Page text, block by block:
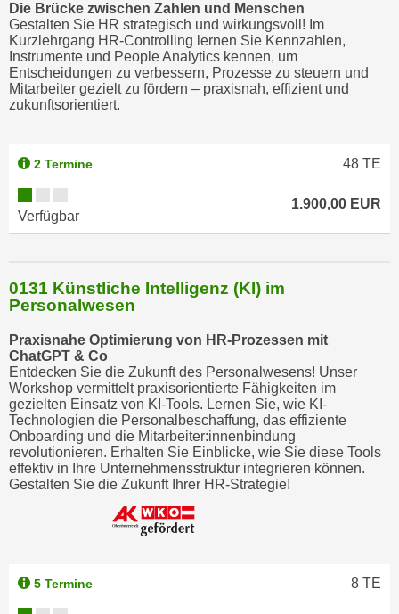
Die Brücke zwischen Zahlen und Menschen
Gestalten Sie HR strategisch und wirkungsvoll! Im
Kurzlehrgang HR-Controlling lernen Sie Kennzahlen,
Instrumente und People Analytics kennen, um
Entscheidungen zu verbessern, Prozesse zu steuern und
Mitarbeiter gezielt zu fördern – praxisnah, effizient und
zukunftsorientiert.
2 Termine 48 TE
Verfügbar
1.900,00 EUR
0131 Künstliche Intelligenz (KI) im
Personalwesen
Praxisnahe Optimierung von HR-Prozessen mit
ChatGPT & Co
Entdecken Sie die Zukunft des Personalwesens! Unser
Workshop vermittelt praxisorientierte Fähigkeiten im
gezielten Einsatz von KI-Tools. Lernen Sie, wie KI-
Technologien die Personalbeschaffung, das effiziente
Onboarding und die Mitarbeiter:innenbindung
revolutionieren. Erhalten Sie Einblicke, wie Sie diese Tools
effektiv in Ihre Unternehmensstruktur integrieren können.
Gestalten Sie die Zukunft Ihrer HR-Strategie!
5 Termine 8 TE